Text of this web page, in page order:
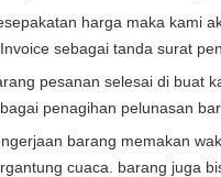
harga maka kami
sebagai tanda surat
pesanan selesai di buat
penagihan pelunasan
barang memakan
cuaca. barang juga